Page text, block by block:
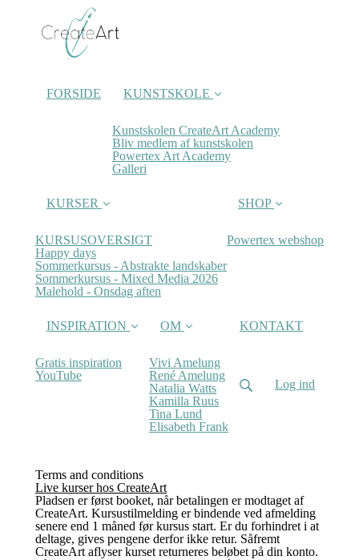
FORSIDE KUNSTSKOLE
Kunstskolen CreateArt Academy
Bliv medlem af kunstskolen
Powertex Art Academy
Galleri
KURSER
KURSUSOVERSIGT
Happy days
Sommerkursus - Abstrakte landskaber
Sommerkursus - Mixed Media 2026
Malehold - Onsdag aften
SHOP
Powertex webshop
INSPIRATION
Gratis inspiration
YouTube
OM
Vivi Amelung
René Amelung
Natalia Watts
Kamilla Ruus
Tina Lund
Elisabeth Frank
KONTAKT
Log ind
Terms and conditions
Live kurser hos CreateArt
Pladsen er først booket, når betalingen er modtaget af
CreateArt. Kursustilmelding er bindende ved afmelding
senere end 1 måned før kursus start. Er du forhindret i at
deltage, gives pengene derfor ikke retur. Såfremt
CreateArt aflyser kurset returneres beløbet på din konto.